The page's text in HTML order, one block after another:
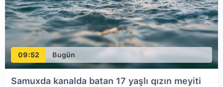
09:52 Bugün
Samuxda kanalda batan 17 yaşlı qızın meyiti